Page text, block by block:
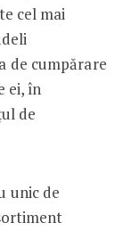
cel mai
de cumpărare
ei, în
de
unic de